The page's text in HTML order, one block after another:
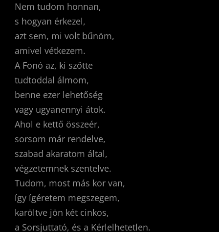
Nem tudom honnan,
s hogyan érkezel,
azt sem, mi volt bűnöm,
amivel vétkezem.
A Fonó az, ki szőtte
tudtoddal álmom,
benne ezer lehetőség
vagy ugyanennyi átok.
Ahol e kettő összeér,
sorsom már rendelve,
szabad akaratom által,
végzetemnek szentelve.
Tudom, most más kor van,
így ígéretem megszegem,
karöltve jön két cinkos,
a Sorsjuttató, és a Kérlelhetetlen.